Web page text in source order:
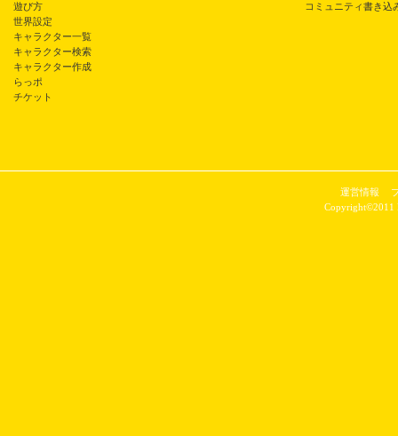
遊び方
世界設定
キャラクター一覧
キャラクター検索
キャラクター作成
らっポ
チケット
コミュニティ書き込
運営情報
Copyright©2011